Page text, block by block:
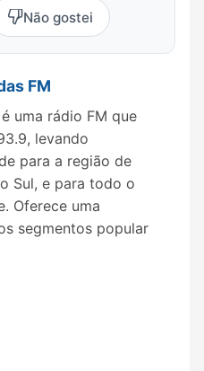
Não gostei
FM
uma rádio FM que
levando
para a região de
Sul, e para todo o
Oferece uma
segmentos popular